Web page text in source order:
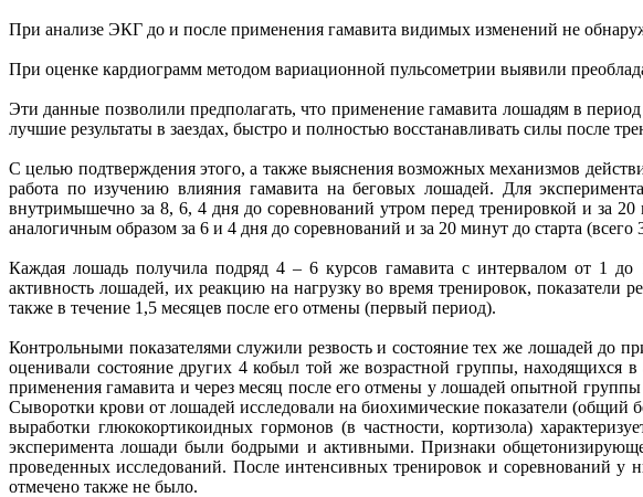
При анализе ЭКГ до и после применения гамавита видимых изменений не
При оценке кардиограмм методом вариационной пульсометрии выявили
Эти данные позволили предполагать, что применение гамавита лошадям в
лучшие результаты в заездах, быстро и полностью восстанавливать силы после
С целью подтверждения этого, а также выяснения возможных механизмов
работа по изучению влияния гамавита на беговых лошадей. Для
внутримышечно за 8, 6, 4 дня до соревнований утром перед тренировкой и за
аналогичным образом за 6 и 4 дня до соревнований и за 20 минут до старта (всего
Каждая лошадь получила подряд 4 – 6 курсов гамавита с интервалом от 1
активность лошадей, их реакцию на нагрузку во время тренировок, показатели
также в течение 1,5 месяцев после его отмены (первый период).
Контрольными показателями служили резвость и состояние тех же лошадей
оценивали состояние других 4 кобыл той же возрастной группы, находящихся
применения гамавита и через месяц после его отмены у лошадей опытной
Сыворотки крови от лошадей исследовали на биохимические показатели (общий
выработки глюкокортикоидных гормонов (в частности, кортизола)
эксперимента лошади были бодрыми и активными. Признаки
проведенных исследований. После интенсивных тренировок и соревнований у
отмечено также не было.